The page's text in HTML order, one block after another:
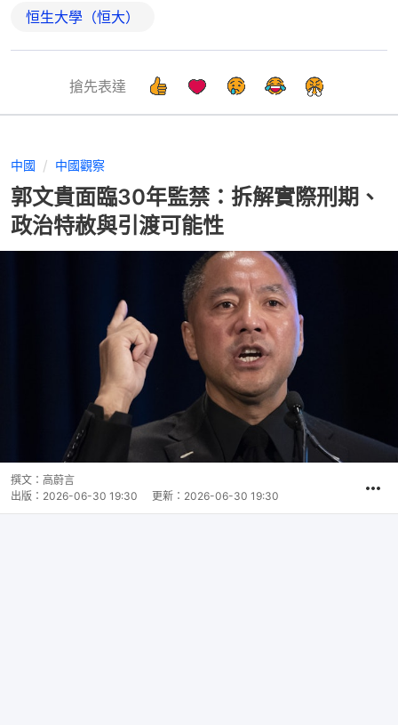
恒生大學（恒大）
搶先表達
中國 中國觀察
郭文貴面臨30年監禁：拆解實際刑期、
政治特赦與引渡可能性
撰文： 高蔚言
出版： 2026-06-30 19:30 更新： 2026-06-30 19:30